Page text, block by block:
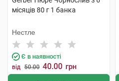
місяців 80 г 1 банка
Нестле
Є в наявності
від 50.00 40.00 грн